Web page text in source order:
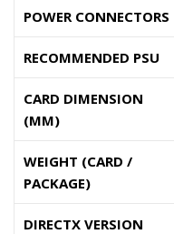
POWER CONNECTORS
RECOMMENDED PSU
CARD DIMENSION
(MM)
WEIGHT (CARD /
PACKAGE)
DIRECTX VERSION